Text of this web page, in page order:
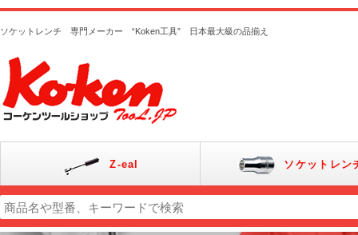
ソケットレンチ 専門メーカー “Koken工具” 日本最大級の品揃え
Z-eal ソケットレン